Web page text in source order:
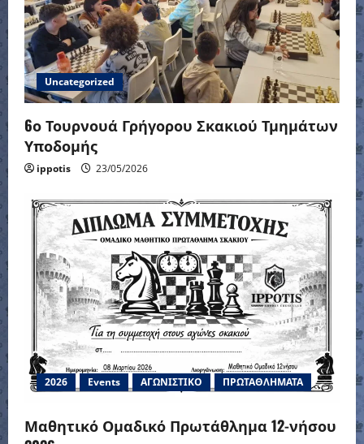
Uncategorized
6ο Τουρνουά Γρήγορου Σκακιού Τμημάτων
Υποδομής
ippotis 23/05/2026
2026 Events ΑΓΩΝΙΣΤΙΚΟ ΠΡΩΤΑΘΛΗΜΑΤΑ
Μαθητικό Ομαδικό Πρωτάθλημα 12-νήσου